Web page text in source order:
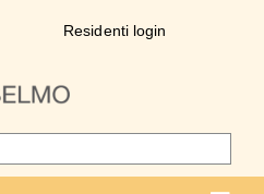
Residenti login